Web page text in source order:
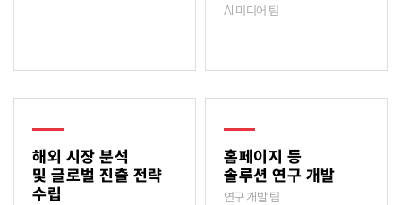
AI 미디어 팀
해외 시장 분석
및 글로벌 진출 전략
수립
홈페이지 등
솔루션 연구 개발
연구 개발 팀